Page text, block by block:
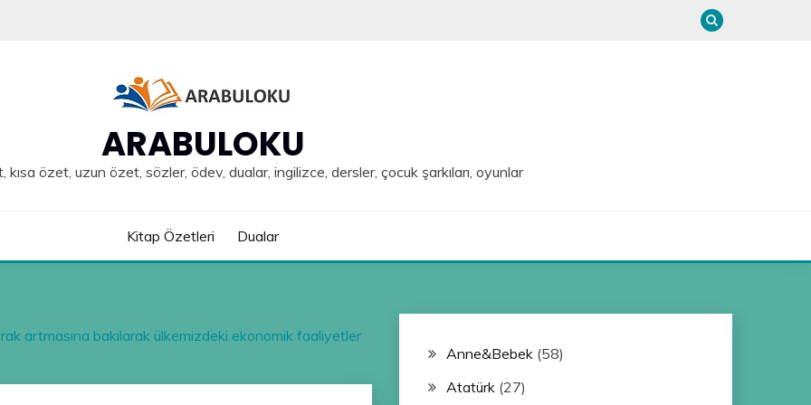
ARABULOKU
özet, uzun özet, sözler, ödev, dualar, ingilizce, dersler, çocuk şarkıları, oyunlar
Kitap Özetleri Dualar
artmasına bakılarak ülkemizdeki ekonomik faaliyetler
Anne&Bebek(58)
Atatürk(27)